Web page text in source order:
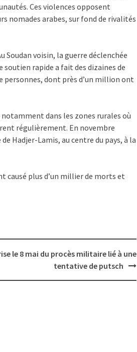
Ces violences opposent
nomades arabes, sur fond de rivalités
voisin, la guerre déclenchée
rapide a fait des dizaines de
personnes, dont près d’un million ont
dans les zones rurales où
régulièrement. En novembre
Hadjer-Lamis, au centre du pays, à la
causé plus d’un millier de morts et
le 8 mai du procès militaire lié à une
tentative de putsch